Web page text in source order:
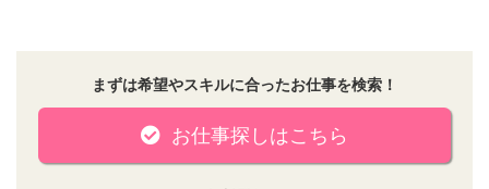
まずは希望やスキルに合ったお仕事を検索！
お仕事探しはこちら